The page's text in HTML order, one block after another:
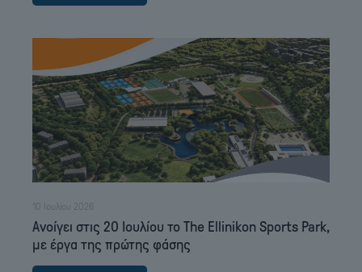
10 Ιουλίου 2026
Ανοίγει στις 20 Ιουλίου το The Ellinikon Sports Park,
με έργα της πρώτης φάσης